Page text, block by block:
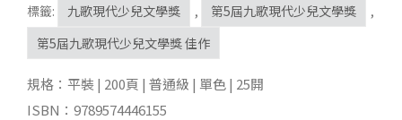
標籤:
九歌現代少兒文學獎 , 第5屆九歌現代少兒文學獎
,
第5屆九歌現代少兒文學獎 佳作
規格：平裝 | 200頁 | 普通級 | 單色 | 25開
ISBN：9789574446155